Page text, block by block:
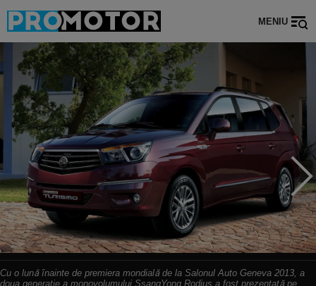
MENIU
Cu o lună înainte de premiera mondială de la Salonul Auto Geneva 2013, a
doua generaţie a monovolumului SsangYong Rodius a fost prezentată pe